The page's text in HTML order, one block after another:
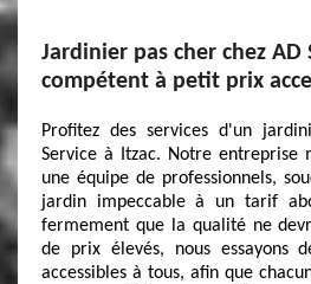
Jardinier pas cher chez
compétent à petit prix
Profitez des services d'un
Service à Itzac. Notre entreprise
une équipe de professionnels,
jardin impeccable à un tarif
fermement que la qualité ne
de prix élevés, nous essayons
accessibles à tous, afin que